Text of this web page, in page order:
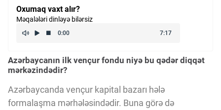
Kriptovalyuta
Oxumaq vaxt alır?
Məqalələri dinləyə bilərsiz
Azərbaycanın ilk vençur fondu niyə bu qədər diqqət
mərkəzindədir?
Azərbaycanda vençur kapital bazarı hələ
formalaşma mərhələsindədir. Buna görə də